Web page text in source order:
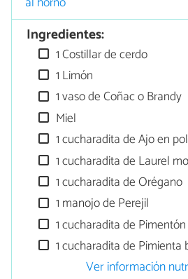
Ingredientes:
1 Costillar de cerdo
1 Limón
1 vaso de Coñac o Brandy
Miel
1 cucharadita de Ajo en
1 cucharadita de Laurel
1 cucharadita de Orégano
1 manojo de Perejil
1 cucharadita de
1 cucharadita de Pimienta
Ver información